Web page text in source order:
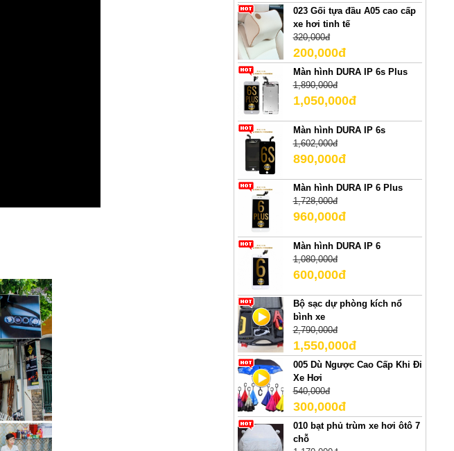
023 Gối tựa đầu A05 cao cấp
xe hơi tinh tế
320,000đ
200,000đ
Màn hình DURA IP 6s Plus
1,890,000đ
1,050,000đ
Màn hình DURA IP 6s
1,602,000đ
890,000đ
Màn hình DURA IP 6 Plus
1,728,000đ
960,000đ
Màn hình DURA IP 6
1,080,000đ
600,000đ
Bộ sạc dự phòng kích nổ
bình xe
2,790,000đ
1,550,000đ
005 Dù Ngược Cao Cấp Khi Đi
Xe Hơi
540,000đ
300,000đ
010 bạt phủ trùm xe hơi ôtô 7
chỗ